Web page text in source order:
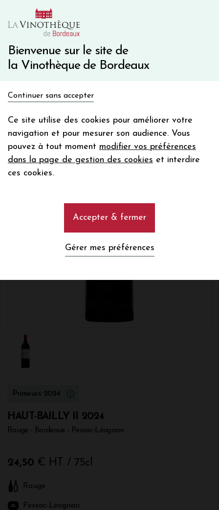
Bienvenue sur le site de
la Vinothèque de Bordeaux
Continuer sans accepter
Ce site utilise des cookies pour améliorer votre
navigation et pour mesurer son audience. Vous
pouvez à tout moment modifier vos préférences
dans la page de gestion des cookies et interdire
ces cookies.
Accepter & fermer
Gérer mes préférences
10€ de remise immédiate sur votre première commande
Une question ?
Primeurs 2024
HAUT-BAILLY II 2024
Rouge - Bordeaux - Pessac-Léognan
24,50 € HT / 75cl
Rouge
Pessac-Léognan
en bon d'achat
Votre
email
En m’abonnant, j’accepte de recevoir la newsletter de la